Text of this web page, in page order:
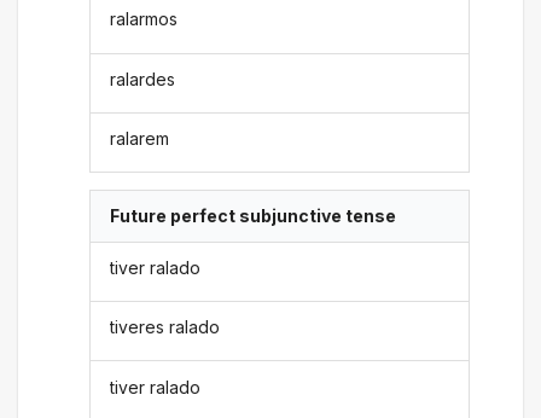
ralarmos
ralardes
ralarem
Future perfect subjunctive tense
tiver ralado
tiveres ralado
tiver ralado